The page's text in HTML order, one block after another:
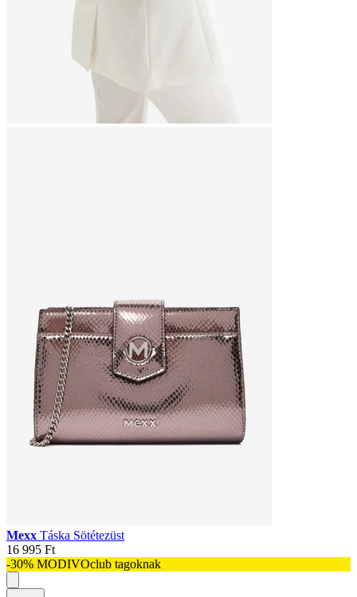
Mexx Táska Sötétezüst
16 995 Ft
-30% MODIVOclub tagoknak